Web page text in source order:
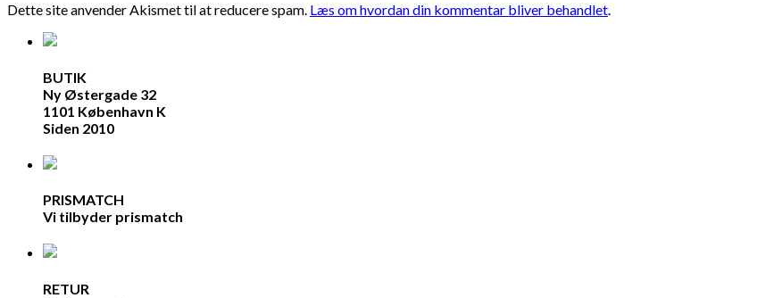
Dette site anvender Akismet til at reducere spam. Læs om hvordan din kommentar bliver behandlet.
BUTIK
Ny Østergade 32
1101 København K
Siden 2010
PRISMATCH
Vi tilbyder prismatch
RETUR